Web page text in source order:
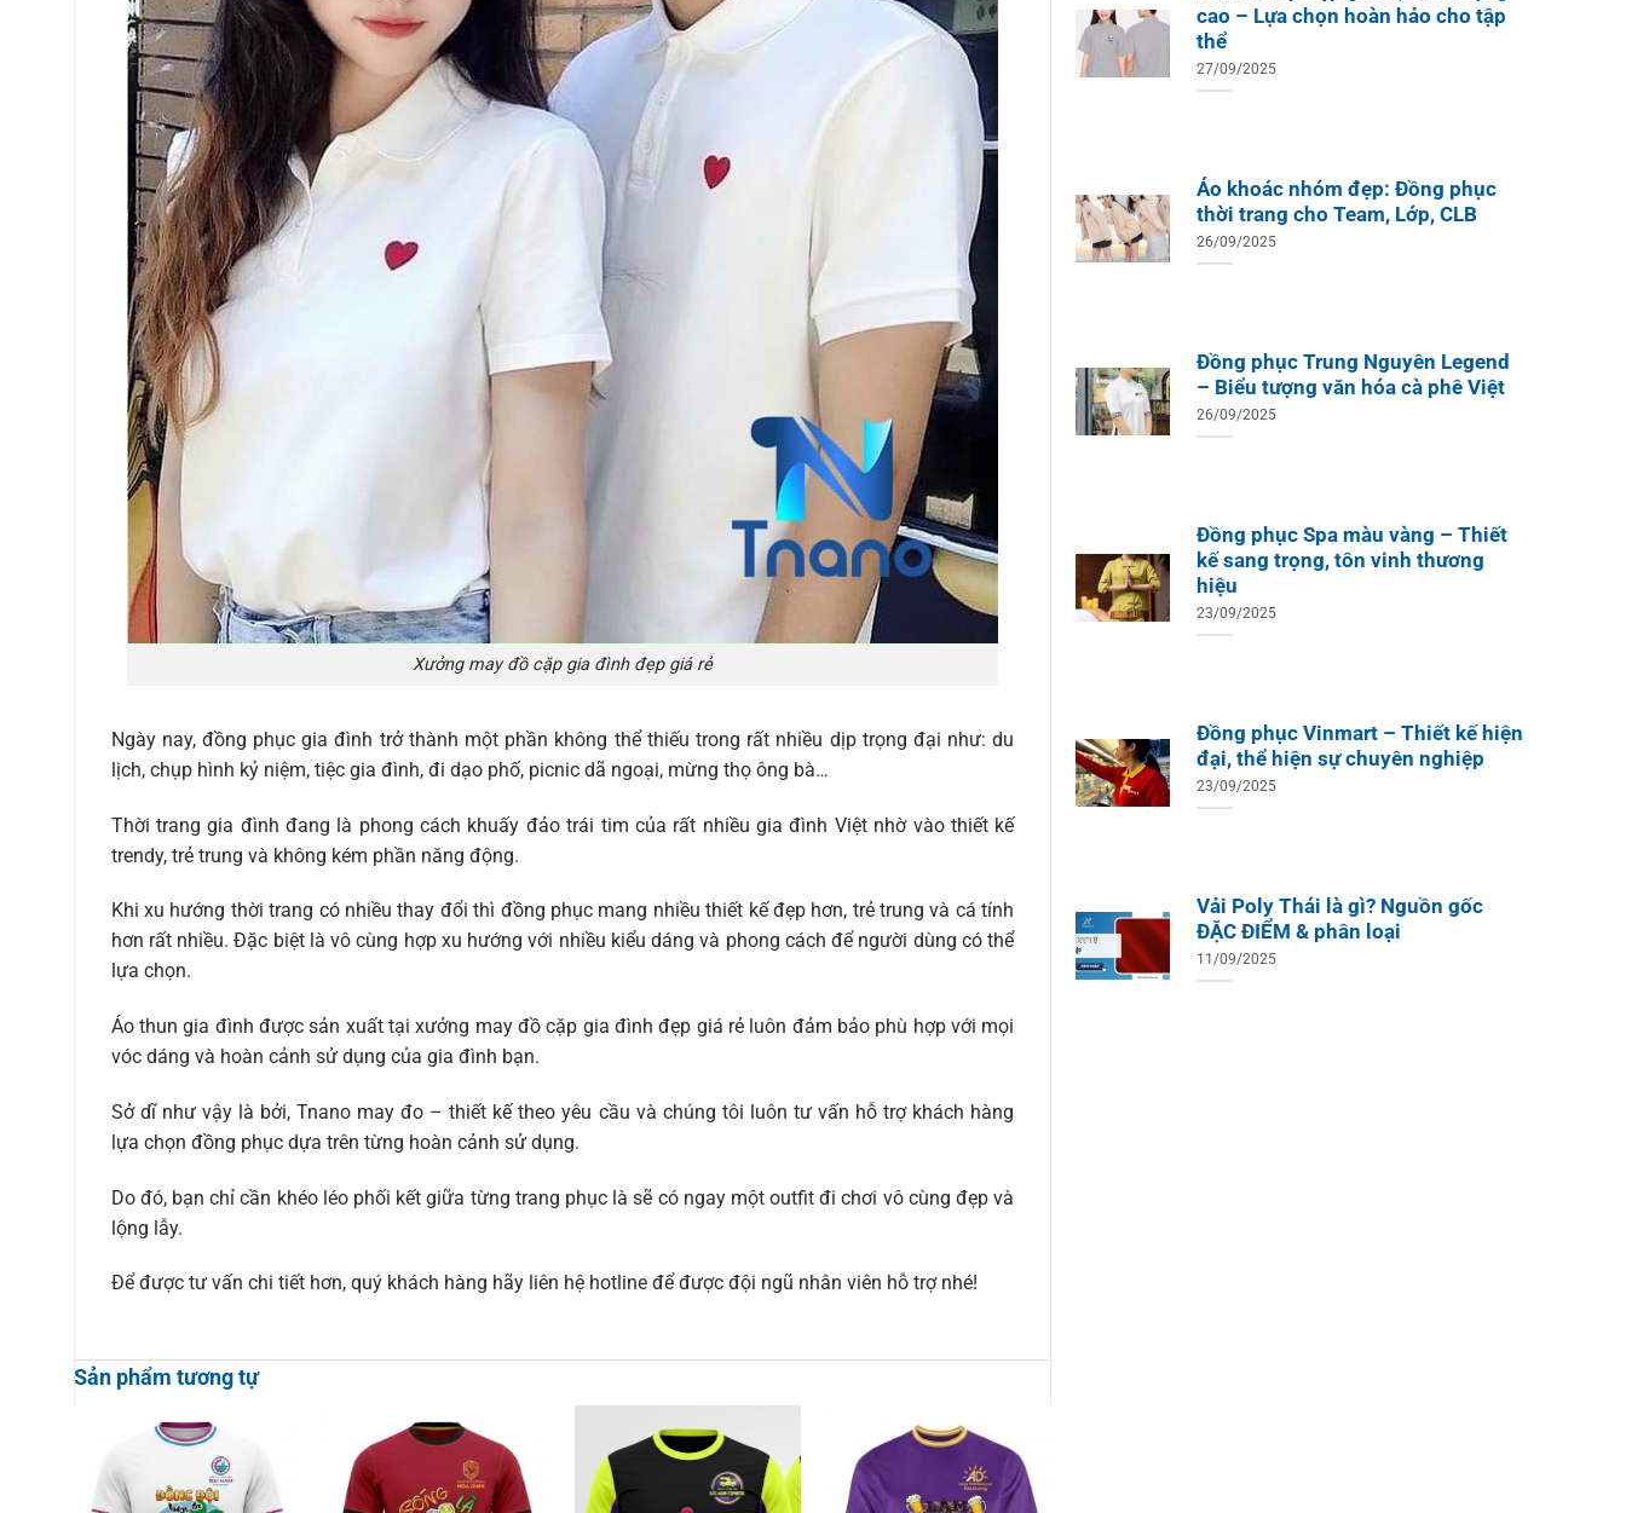
Xưởng may đồ cặp gia đình đẹp giá rẻ
Ngày nay, đồng phục gia đình trở thành một phần không thể thiếu trong rất nhiều dịp trọng đại như: du
lịch, chụp hình kỷ niệm, tiệc gia đình, đi dạo phố, picnic dã ngoại, mừng thọ ông bà…
Thời trang gia đình đang là phong cách khuấy đảo trái tim của rất nhiều gia đình Việt nhờ vào thiết kế
trendy, trẻ trung và không kém phần năng động.
Khi xu hướng thời trang có nhiều thay đổi thì đồng phục mang nhiều thiết kế đẹp hơn, trẻ trung và cá tính
hơn rất nhiều. Đặc biệt là vô cùng hợp xu hướng với nhiều kiểu dáng và phong cách để người dùng có thể
lựa chọn.
Áo thun gia đình được sản xuất tại xưởng may đồ cặp gia đình đẹp giá rẻ luôn đảm bảo phù hợp với mọi
vóc dáng và hoàn cảnh sử dụng của gia đình bạn.
Sở dĩ như vậy là bởi, Tnano may đo – thiết kế theo yêu cầu và chúng tôi luôn tư vấn hỗ trợ khách hàng
lựa chọn đồng phục dựa trên từng hoàn cảnh sử dụng.
Do đó, bạn chỉ cần khéo léo phối kết giữa từng trang phục là sẽ có ngay một outfit đi chơi vô cùng đẹp và
lộng lẫy.
Để được tư vấn chi tiết hơn, quý khách hàng hãy liên hệ hotline để được đội ngũ nhân viên hỗ trợ nhé!
Sản phẩm tương tự
cao – Lựa chọn hoàn hảo cho tập
thể
27/09/2025
Áo khoác nhóm đẹp: Đồng phục
thời trang cho Team, Lớp, CLB
26/09/2025
Đồng phục Trung Nguyên Legend
– Biểu tượng văn hóa cà phê Việt
26/09/2025
Đồng phục Spa màu vàng – Thiết
kế sang trọng, tôn vinh thương
hiệu
23/09/2025
Đồng phục Vinmart – Thiết kế hiện
đại, thể hiện sự chuyên nghiệp
23/09/2025
Vải Poly Thái là gì? Nguồn gốc
ĐẶC ĐIỂM & phân loại
11/09/2025